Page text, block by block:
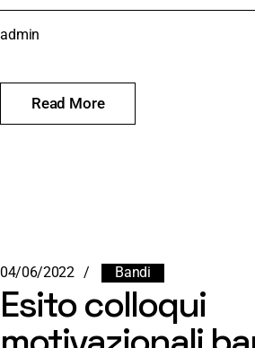
Read More
admin
04/06/2022 Bandi
Esito colloqui